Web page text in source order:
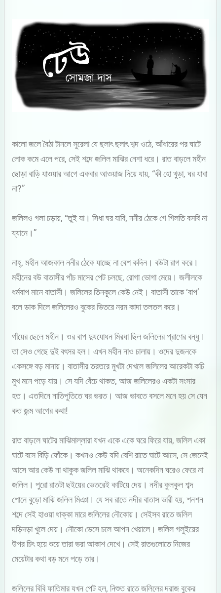
কালো জলে বৈঠা টানলে সুরেলা যে ছলাৎ ছলাৎ শব্দ ওঠে, আঁধারের পর ঘাটে
লোক কমে এলে পরে, সেই শব্দে জলিল মাঝির নেশা ধরে। রাত বাড়লে মহীন
ছোড়া বাড়ি যাওয়ার আগে একবার আওয়াজ দিয়ে যায়, “কী হো খুড়া, ঘর যাবা
না?”
জলিলও গলা চড়ায়, “তুই যা। সিধা ঘর যাবি, ননীর ঠেকে গে গিলতি বসবি না
য্যানে।”
নাহ্‌, মহীন আজকাল ননীর ঠেকে যাচ্ছে না বেশ কদিন। বউটা রাগ করে।
মহীনের বউ বাতাসীর পাঁচ মাসের পেট চলছে, রোগা ভোগা মেয়ে। জলীলকে
ধর্মবাপ মানে বাতাসী। জলিলের তিনকূলে কেউ নেই। বাতাসী তাকে ‘বাপ’
বলে ডাক দিলে জলিলেরও বুকের ভিতরে নরম কাদা তলতল করে।
গাঁয়ের ছেলে মহীন। ওর বাপ দুযযোধন মিরধা ছিল জলিলের প্রাণের বন্ধু।
তা সেও গেছে দুই বৎসর হল। এখন মহীন নাও চালায়। ওদের দুজনকে
একসঙ্গে বড় মানায়। বাতাসীর তরতরে মুখটা দেখলে জলিলের আরেকটা কচি
মুখ মনে পড়ে যায়। সে যদি বেঁচে থাকত, আজ জলিলেরও একটা সংসার
হত। এতদিনে নাতিপুতিতে ঘর ভরত। আজ ভাবতে বসলে মনে হয় সে যেন
কত জন্ম আগের কথা!
রাত বাড়লে ঘাটের মাঝিমাল্লারা যখন একে একে ঘরে ফিরে যায়, জলিল একা
ঘাটে বসে বিড়ি ফোঁকে। কখনও কেউ যদি বেশি রাতে ঘাটে আসে, সে জেনেই
আসে আর কেউ না থাকুক জলিল মাঝি থাকবে। অনেকদিন ঘরেও ফেরে না
জলিল। পুরো রাতটা ছইয়ের ভেতরেই কাটিয়ে দেয়। নদীর কুলকুল শব্দ
শোনে বুড়ো মাঝি জলিল মিঞা। যে সব রাতে নদীর বাতাস ভারী হয়, শনশন
শব্দে সেই হাওয়া ধাক্কা মারে জলিলের নৌকোয়। সেইসব রাতে জলিল
দড়িদড়া খুলে দেয়। নৌকো ভেসে চলে আপন খেয়ালে। জলিল গলুইয়ের
উপর চিৎ হয়ে শুয়ে তারা ভরা আকাশ দেখে। সেই রাতগুলোতে নিজের
মেয়েটার কথা বড় মনে পড়ে তার।
জলিলের বিবি ফাতিমার যখন পেট হল, নিশুত রাতে জলিলের দরাজ বুকের